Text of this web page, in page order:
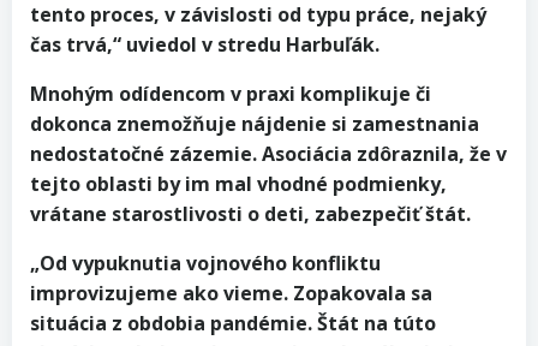
tento proces, v závislosti od typu práce, nejaký
čas trvá,“ uviedol v stredu Harbuľák.
Mnohým odídencom v praxi komplikuje či
dokonca znemožňuje nájdenie si zamestnania
nedostatočné zázemie. Asociácia zdôraznila, že v
tejto oblasti by im mal vhodné podmienky,
vrátane starostlivosti o deti, zabezpečiť štát.
„Od vypuknutia vojnového konfliktu
improvizujeme ako vieme. Zopakovala sa
situácia z obdobia pandémie. Štát na túto